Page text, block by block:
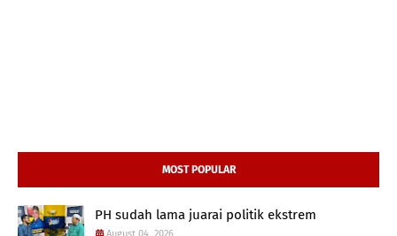
MOST POPULAR
PH sudah lama juarai politik ekstrem